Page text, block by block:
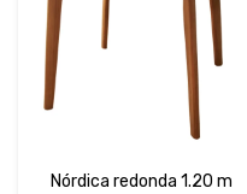
Nórdica redonda 1.20 m